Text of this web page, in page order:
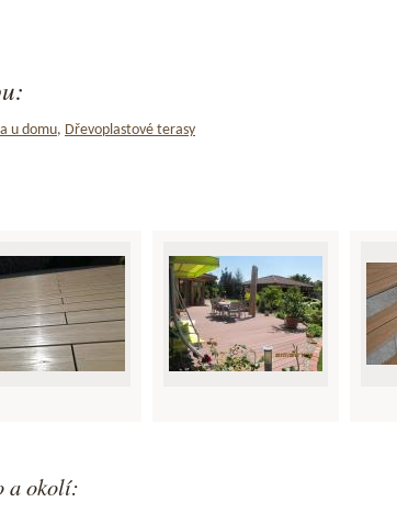
u domu, Dřevoplastové terasy
a okolí: